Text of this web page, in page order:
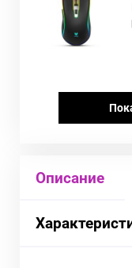
Описание